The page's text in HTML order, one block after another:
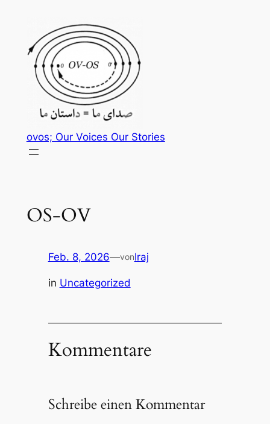
springen
ovos; Our Voices Our Stories
OS-OV
Feb. 8, 2026—vonIraj
in Uncategorized
Kommentare
Schreibe einen Kommentar